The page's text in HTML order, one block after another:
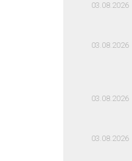
03.08.2026
03.08.2026
03.08.2026
03.08.2026